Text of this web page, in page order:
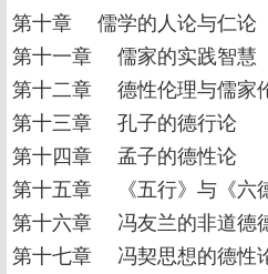
第十章 儒学的人论与仁论
第十一章 儒家的实践智慧
第十二章 德性伦理与儒家
第十三章 孔子的德行论
第十四章 孟子的德性论
第十五章 《五行》与《六
第十六章 冯友兰的非道德
第十七章 冯契思想的德性